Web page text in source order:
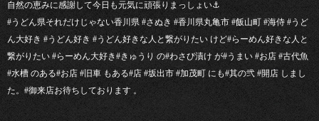
自然の恵みに感謝して今日も元気に頑張りまっしょい⚓︎
#うどん県それだけじゃない香川県 #さぬき #香川県丸亀市 #飯山町 #海侍 #うど
ん大好き #うどん好き #うどん好きな人と繋がりたい けど#らーめん好きな人と
繋がりたい #らーめん大好き#きゅうり の#わさび漬け が#うまい #お店 #古代魚
#水槽 のある#お店 #旧車 もある#店 #坂出市 #加茂町 にも#其の弐 #開店 しまし
た。#御来店お待ちしております 。